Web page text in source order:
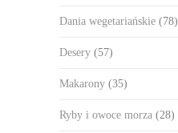
Dania wegetariańskie (78)
Desery (57)
Makarony (35)
Ryby i owoce morza (28)